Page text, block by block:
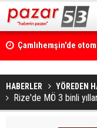
Çamlıhemşin'de
HABERLER YÖREDEN
Rize'de MÖ 3 binli